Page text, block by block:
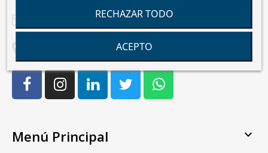
comercial@electroelite.es
C/Laguna de Cameros, 7 28021 Madrid
Menú Principal 
RECHAZAR TODO
ACEPTO